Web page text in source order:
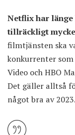
Netflix har
tillräckligt
filmtjänsten ska
konkurrenter som
Video och HBO
Det gäller alltså
något bra av 2023.